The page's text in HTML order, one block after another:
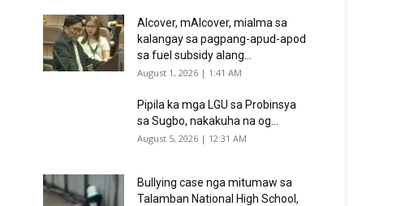
Alcover, mAlcover, mialma sa
kalangay sa pagpang-apud-apod
sa fuel subsidy alang...
August 1, 2026 | 1:41 AM
Pipila ka mga LGU sa Probinsya
sa Sugbo, nakakuha na og...
August 5, 2026 | 12:31 AM
Bullying case nga mitumaw sa
Talamban National High School,